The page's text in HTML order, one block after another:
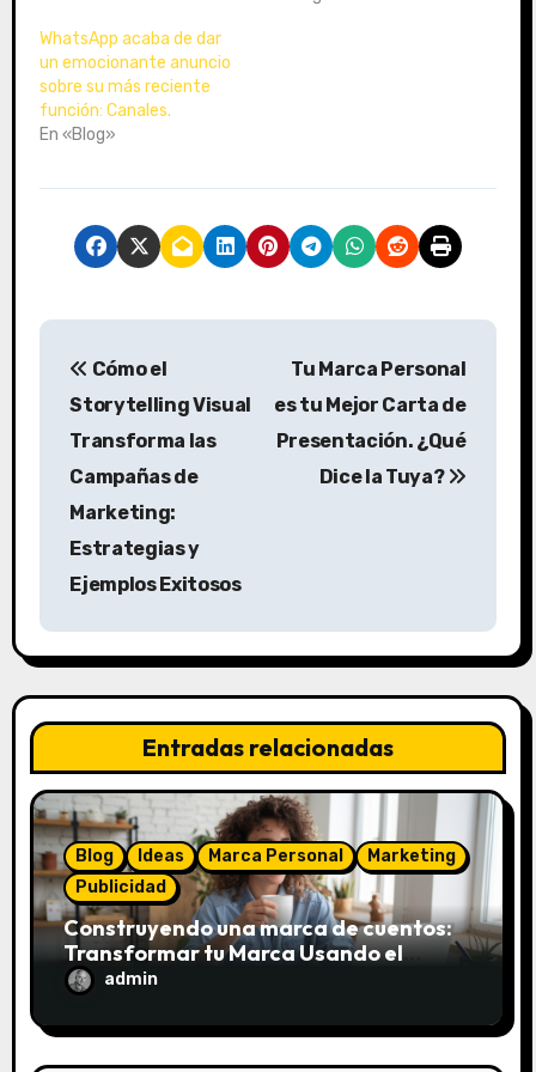
WhatsApp acaba de dar
un emocionante anuncio
sobre su más reciente
función: Canales.
En «Blog»
N
c
i
ó
n
d
e
e
t
Cómo el
Storytelling Visual
Transforma las
Campañas de
Marketing:
Estrategias y
Ejemplos Exitosos
Tu Marca Personal
es tu Mejor Carta de
Presentación. ¿Qué
Dice la Tuya?
Entradas relacionadas
Blog Ideas Marca Personal
Marketing
Publicidad
Construyendo una marca de cuentos:
Transformar tu Marca Usando el
Framework de Donald Miller
admin